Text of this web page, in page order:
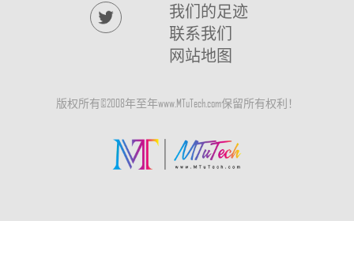
我们的足迹
联系我们
网站地图
版权所有©2008年至年www.MTuTech.com保留所有权利！